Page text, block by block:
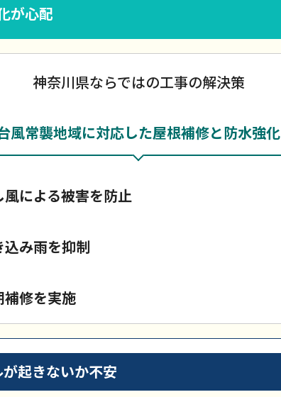
が心配
神奈川県ならではの工事の解決策
風常襲地域に対応した屋根補修と防水強化
による被害を防止
み雨を抑制
補修を実施
起きないか不安